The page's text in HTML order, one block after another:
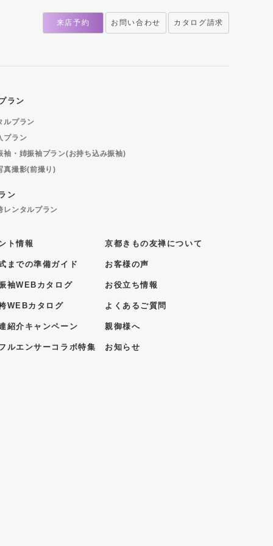
来店予約 お問い合わせ カタログ請求
ラン
ルプラン
プラン
袖・姉振袖プラン(お持ち込み振袖)
真撮影(前撮り)
ン
レンタルプラン
ト情報
までの準備ガイド
袖WEBカタログ
WEBカタログ
紹介キャンペーン
ルエンサーコラボ特集
京都きもの友禅について
お客様の声
お役立ち情報
よくあるご質問
親御様へ
お知らせ